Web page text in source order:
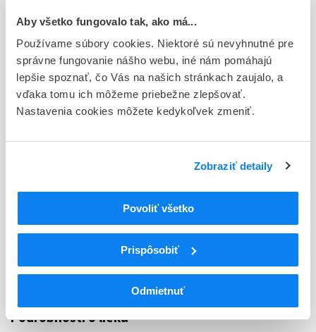
Aby všetko fungovalo tak, ako má...
Používame súbory cookies. Niektoré sú nevyhnutné pre
správne fungovanie nášho webu, iné nám pomáhajú
lepšie spoznať, čo Vás na našich stránkach zaujalo, a
vďaka tomu ich môžeme priebežne zlepšovať.
Nastavenia cookies môžete kedykoľvek zmeniť.
Zobraziť detaily
Povoliť všetko
Prispôsobiť
Odmietnuť
D - Registrácia bez obmedzenia platnosti
Typ registračnej procedúry
Národná
Držiteľ, krajina
Dr. Willmar Schwabe GmbH & Co. KG, Nemecko
ATC
UROGENITÁLNY TRAKT A POHLAVNÉ HORMÓNY
G04
UROLOGIKÁ
LIEČIVÁ POUŽÍVANÉ NA BENÍGNU HYPERPLÁZIU
G04CX
Iné liečivá pri benígnej hyperplázii prostaty
Podrobnosti o lieku